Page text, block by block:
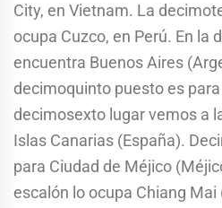
City, en Vietnam. La
ocupa Cuzco, en Perú. En la
encuentra Buenos Aires
decimoquinto puesto es para
decimosexto lugar vemos a
Islas Canarias (España).
para Ciudad de Méjico
escalón lo ocupa Chiang Mai